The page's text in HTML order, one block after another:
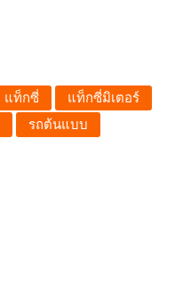
แท็กซี่
แท็กซี่มิเตอร์
รถต้นแบบ